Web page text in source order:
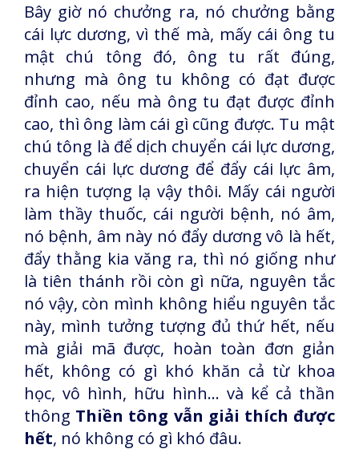
Bây giờ nó chưởng ra, nó chưởng bằng
cái lực dương, vì thế mà, mấy cái ông tu
mật chú tông đó, ông tu rất đúng,
nhưng mà ông tu không có đạt được
đỉnh cao, nếu mà ông tu đạt được đỉnh
cao, thì ông làm cái gì cũng được. Tu mật
chú tông là để dịch chuyển cái lực dương,
chuyển cái lực dương để đẩy cái lực âm,
ra hiện tượng lạ vậy thôi. Mấy cái người
làm thầy thuốc, cái người bệnh, nó âm,
nó bệnh, âm này nó đẩy dương vô là hết,
đẩy thằng kia văng ra, thì nó giống như
là tiên thánh rồi còn gì nữa, nguyên tắc
nó vậy, còn mình không hiểu nguyên tắc
này, mình tưởng tượng đủ thứ hết, nếu
mà giải mã được, hoàn toàn đơn giản
hết, không có gì khó khăn cả từ khoa
học, vô hình, hữu hình... và kể cả thần
thông Thiền tông vẫn giải thích được
hết, nó không có gì khó đâu.